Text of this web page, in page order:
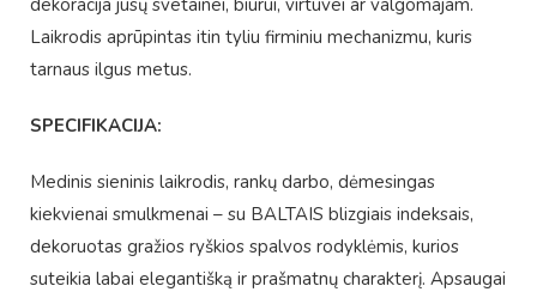
dekoracija jūsų svetainei, biurui, virtuvei ar valgomajam.
Laikrodis aprūpintas itin tyliu firminiu mechanizmu, kuris
tarnaus ilgus metus.
SPECIFIKACIJA:
Medinis sieninis laikrodis, rankų darbo, dėmesingas
kiekvienai smulkmenai – su BALTAIS blizgiais indeksais,
dekoruotas gražios ryškios spalvos rodyklėmis, kurios
suteikia labai elegantišką ir prašmatnų charakterį. Apsaugai